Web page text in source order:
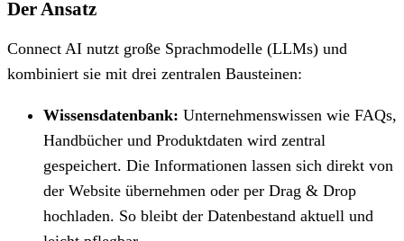
Der Ansatz
Connect AI nutzt große Sprachmodelle (LLMs) und
kombiniert sie mit drei zentralen Bausteinen:
Wissensdatenbank: Unternehmenswissen wie FAQs,
Handbücher und Produktdaten wird zentral
gespeichert. Die Informationen lassen sich direkt von
der Website übernehmen oder per Drag & Drop
hochladen. So bleibt der Datenbestand aktuell und